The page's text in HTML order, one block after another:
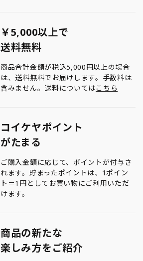
￥5,000以上で
送料無料
商品合計金額が税込5,000円以上の場合
は、送料無料でお届けします。手数料は
含みません。送料についてはこちら
コイケヤポイント
がたまる
ご購入金額に応じて、ポイントが付与さ
れます。貯まったポイントは、1ポイン
ト＝1円としてお買い物にご利用いただ
けます。
商品の新たな
楽しみ方をご紹介